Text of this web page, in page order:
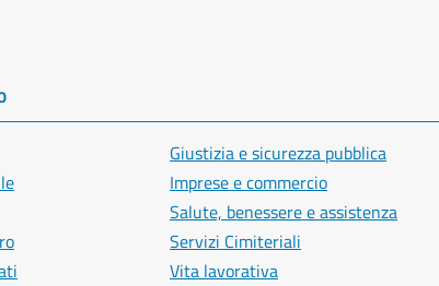
Giustizia e sicurezza pubblica
Imprese e commercio
Salute, benessere e assistenza
Servizi Cimiteriali
Vita lavorativa